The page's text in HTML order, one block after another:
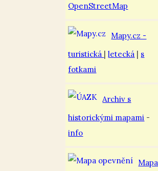
OpenStreetMap
Mapy.cz -
turistická |letecká | s
fotkami
Archiv s
historickými mapami -
info
Mapa